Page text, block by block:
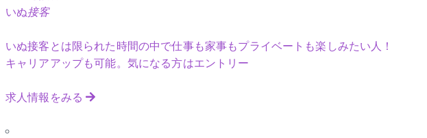
いぬ接客
いぬ接客とは限られた時間の中で仕事も家事もプライベートも楽しみたい人！
キャリアアップも可能。気になる方はエントリー
求人情報をみる